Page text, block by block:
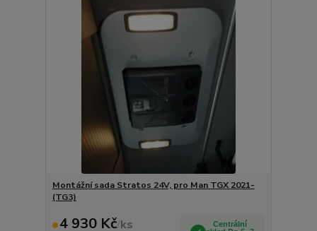
Montážní sada Stratos 24V, pro Man TGX 2021-
(TG3)
4 930 Kč/ks
Centrální